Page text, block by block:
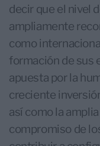
decir que el nivel
ampliamente
como
formación de sus
apuesta por la
creciente
así como la
compromiso de